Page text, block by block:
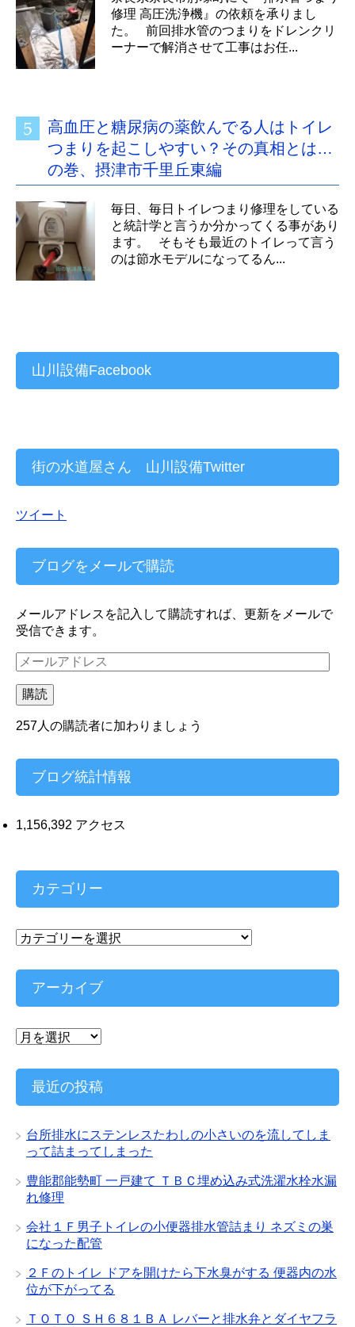
修理 高圧洗浄機』の依頼を承りまし
た。 前回排水管のつまりをドレンクリ
ーナーで解消させて工事はお任...
高血圧と糖尿病の薬飲んでる人はトイレ
つまりを起こしやすい？その真相とは…
の巻、摂津市千里丘東編
毎日、毎日トイレつまり修理をしている
と統計学と言うか分かってくる事があり
ます。 そもそも最近のトイレって言う
のは節水モデルになってるん...
山川設備Facebook
街の水道屋さん 山川設備Twitter
ツイート
ブログをメールで購読
メールアドレスを記入して購読すれば、更新をメールで
受信できます。
メ
ー
ル
ア
ド
ス
購読
257人の購読者に加わりましょう
ブログ統計情報
1,156,392 アクセス
カテゴリー
カ
ゴ
ー
アーカイブ
ア
カ
ブ
最近の投稿
台所排水にステンレスたわしの小さいのを流してしま
って詰まってしまった
豊能郡能勢町 一戸建て ＴＢＣ埋め込み式洗濯水栓水漏
れ修理
会社１Ｆ男子トイレの小便器排水管詰まり ネズミの巣
になった配管
２Ｆのトイレ ドアを開けたら下水臭がする 便器内の水
位が下がってる
ＴＯＴＯ ＳＨ６８１ＢＡ レバーと排水弁とダイヤフラ